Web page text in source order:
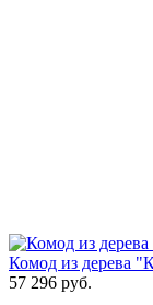
Комод из дерева
57 296 руб.